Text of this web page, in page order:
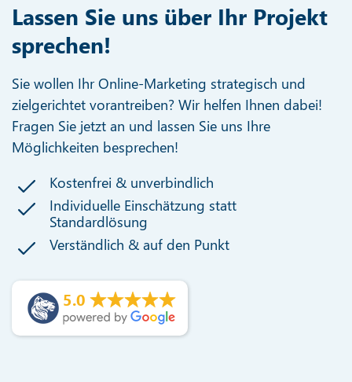
Lassen Sie uns über Ihr Projekt
sprechen!
Sie wollen Ihr Online-Marketing strategisch und
zielgerichtet vorantreiben? Wir helfen Ihnen dabei!
Fragen Sie jetzt an und lassen Sie uns Ihre
Möglichkeiten besprechen!
Kostenfrei & unverbindlich
Individuelle Einschätzung statt
Standardlösung
Verständlich & auf den Punkt
5.0